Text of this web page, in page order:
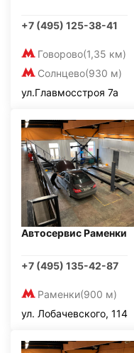
+7 (495) 125-38-41
Говорово(1,35 км)
Солнцево(930 м)
ул.Главмосстроя 7а
Автосервис Раменки
+7 (495) 135-42-87
Раменки(900 м)
ул. Лобачевского, 114